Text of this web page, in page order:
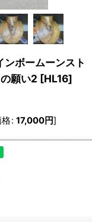
ボームーンスト
願い2 [HL16]
: 17,000円]